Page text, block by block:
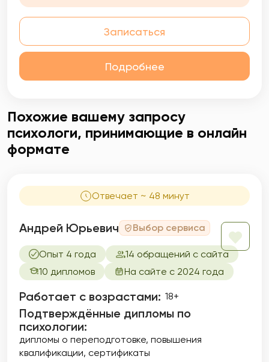
эффективно справляться с трудностями.
Записаться
Подробнее
Похожие вашему запросу
психологи, принимающие в онлайн
формате
Отвечает ~ 48 минут
Андрей Юрьевич Выбор сервиса
Опыт 4 года
14 обращений с сайта
10 дипломов
На сайте с 2024 года
Работает с возрастами: 18+
Подтверждённые дипломы по
психологии:
дипломы о переподготовке повышения
квалификации сертификаты